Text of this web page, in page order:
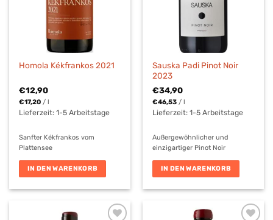
Homola Kékfrankos 2021
€12,90
€17,20 / l
Lieferzeit:1-5 Arbeitstage
Sanfter Kékfrankos vom
Plattensee
IN DEN WARENKORB
Sauska Padi Pinot Noir
2023
€34,90
€46,53 / l
Lieferzeit:1-5 Arbeitstage
Außergewöhnlicher und
einzigartiger Pinot Noir
IN DEN WARENKORB